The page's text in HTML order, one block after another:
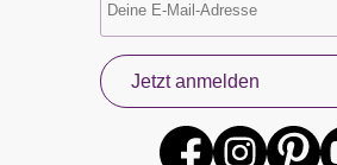
Jetzt anmelden